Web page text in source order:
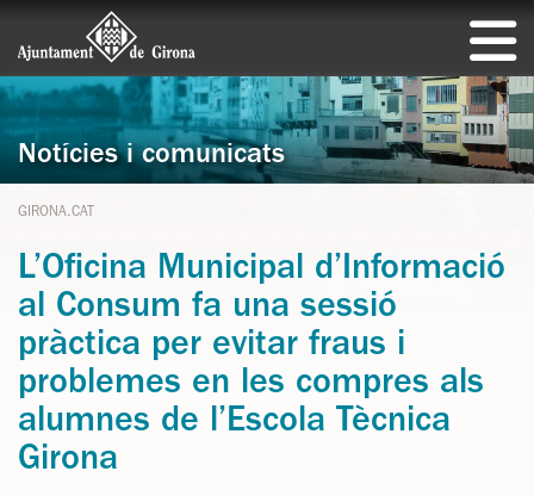
Notícies i comunicats
GIRONA.CAT
L’Oficina Municipal d’Informació
al Consum fa una sessió
pràctica per evitar fraus i
problemes en les compres als
alumnes de l’Escola Tècnica
Girona